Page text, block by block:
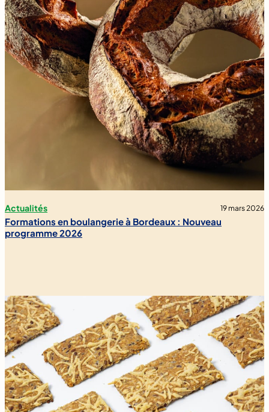
Actualités 19 mars 2026
Formations en boulangerie à Bordeaux : Nouveau
programme 2026